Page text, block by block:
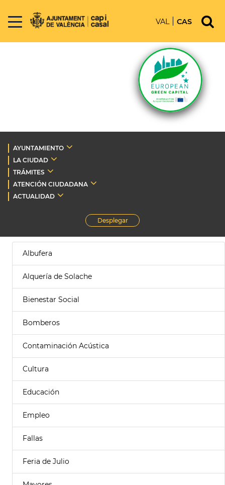
VAL CAS
AYUNTAMIENTO
LA CIUDAD
TRÁMITES
ATENCIÓN CIUDADANA
ACTUALIDAD
Desplegar
Albufera
Alquería de Solache
Bienestar Social
Bomberos
Contaminación Acústica
Cultura
Educación
Empleo
Fallas
Feria de Julio